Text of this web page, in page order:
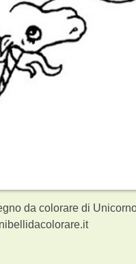
da colorare di